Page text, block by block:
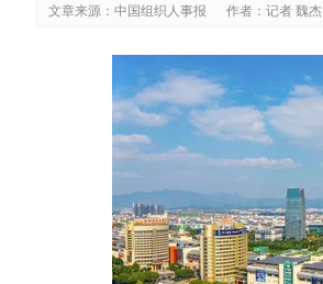
文章来源：中国组织人事报 作者：记者 魏杰